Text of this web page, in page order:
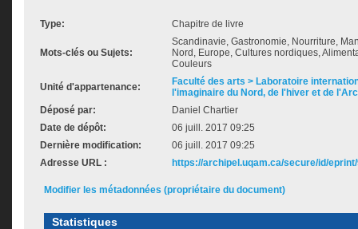
Type: Chapitre de livre
Mots-clés ou Sujets:
Scandinavie, Gastronomie, Nourriture,
Nord, Europe, Cultures nordiques,
Couleurs
Unité d'appartenance:
Faculté des arts > Laboratoire
l'imaginaire du Nord, de l'hiver et de
Déposé par:
Daniel Chartier
Date de dépôt:
06 juill. 2017 09:25
Dernière modification:
06 juill. 2017 09:25
Adresse URL :
https://archipel.uqam.ca/secure/id/
Modifier les métadonnées (propriétaire du document)
Statistiques